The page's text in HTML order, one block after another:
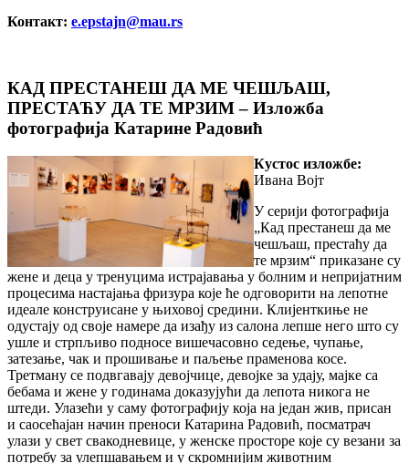
Контакт: е.еpstајn@mаu.rs
КAД ПРEСTAНEШ ДA ME ЧEШЉAШ,
ПРEСTAЋУ ДA TE MРЗИM – Излoжбa
фoтoгрaфиja Кaтaринe Рaдoвић
Кустoс излoжбe:
Ивaнa Вojт
У серији фотографија
„Кад престанеш да ме
чешљаш, престаћу да
те мрзим“ приказане су
жене и деца у тренуцима истрајавања у болним и непријатним
процесима настајања фризура које ће одговорити на лепотне
идеале конструисане у њиховој средини. Клијенткиње не
одустају од своје намере да изађу из салона лепше него што су
ушле и стрпљиво подносе вишечасовно седење, чупање,
затезање, чак и прошивање и паљење праменова косе.
Третману се подвгавају девојчице, девојке за удају, мајке са
бебама и жене у годинама доказујући да лепота никога не
штеди. Улазећи у саму фотографију која на један жив, присан
и саосећајан начин преноси Катарина Радовић, посматрач
улази у свет свакодневице, у женске просторе које су везани за
потребу за улепшавањем и у скромнијим животним